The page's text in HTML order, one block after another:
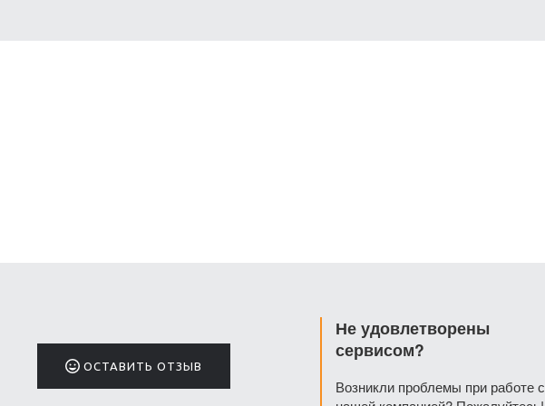
ОСТАВИТЬ ОТЗЫВ
Не удовлетворены
сервисом?
Возникли проблемы при работе с